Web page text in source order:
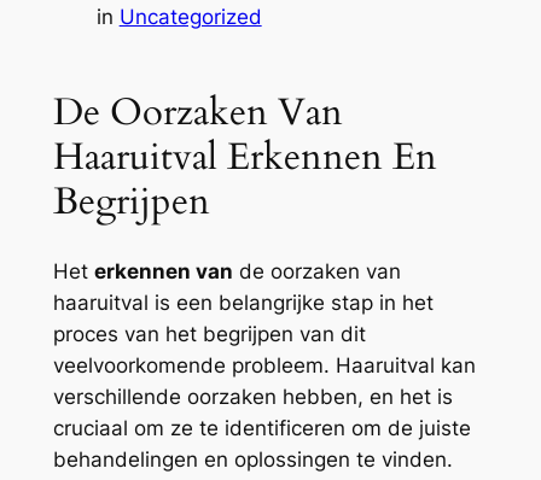
in Uncategorized
De Oorzaken Van
Haaruitval Erkennen En
Begrijpen
Het erkennen van de oorzaken van
haaruitval is een belangrijke stap in het
proces van het begrijpen van dit
veelvoorkomende probleem. Haaruitval kan
verschillende oorzaken hebben, en het is
cruciaal om ze te identificeren om de juiste
behandelingen en oplossingen te vinden.